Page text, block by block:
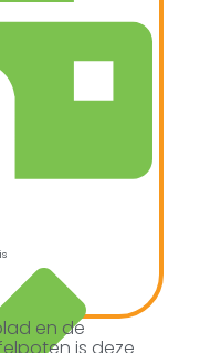
en de